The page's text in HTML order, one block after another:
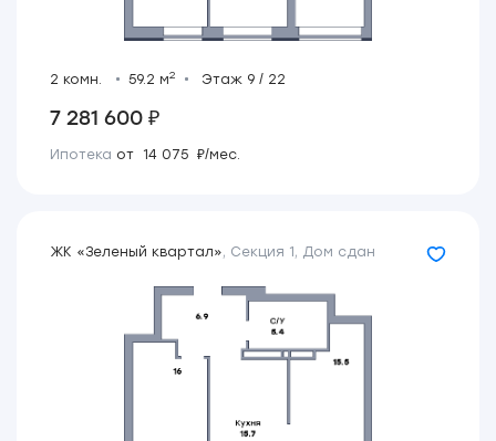
2 комн. 59.2 м2 Этаж 9 / 22
7 281 600 ₽
Ипотека от 14 075 ₽/мес.
ЖК «Зеленый квартал», Секция 1, Дом сдан